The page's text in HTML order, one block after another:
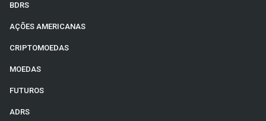
BDRS
AÇÕES AMERICANAS
CRIPTOMOEDAS
MOEDAS
FUTUROS
ADRS